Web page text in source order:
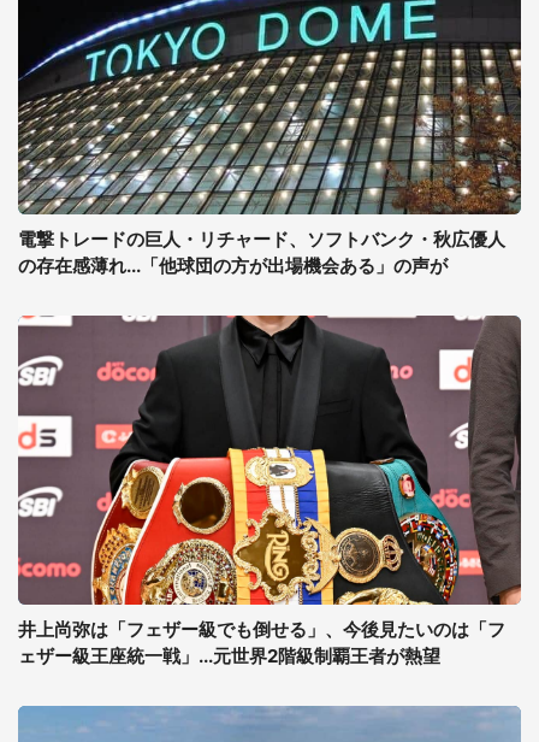
電撃トレードの巨人・リチャード、ソフトバンク・秋広優人
の存在感薄れ...「他球団の方が出場機会ある」の声が
井上尚弥は「フェザー級でも倒せる」、今後見たいのは「フ
ェザー級王座統一戦」...元世界2階級制覇王者が熱望